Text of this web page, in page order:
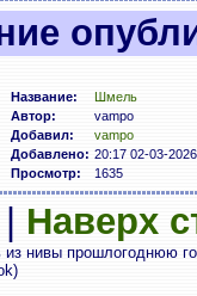
Название:
Шмель
Автор:
vampo
Добавил:
vampo
Добавлено: 20:17 02-03-2026
Просмотр:
1635
Наверх
из нивы прошлогоднюю